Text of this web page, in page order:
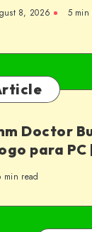
8, 2026 5 min
Doctor
para PC
min read